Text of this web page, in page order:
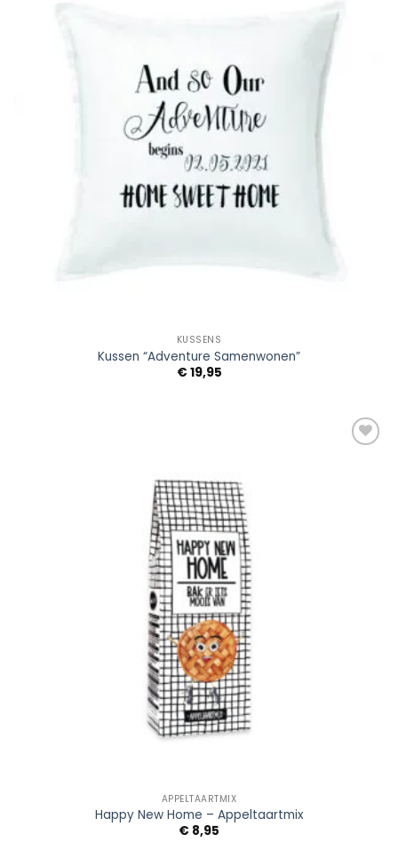
Wishlist
KUSSENS
Kussen “Adventure Samenwonen”
€19,95
APPELTAARTMIX
Happy New Home – Appeltaartmix
€ 8,95